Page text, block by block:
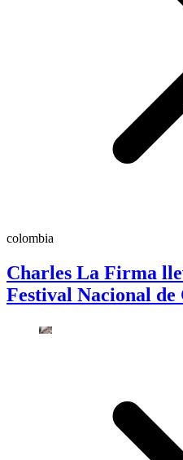
colombia
Charles La Firma
Festival Nacional de